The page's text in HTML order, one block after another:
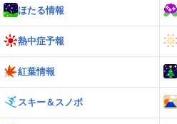
ほたる情報
熱中症予報
紅葉情報
スキー＆スノボ